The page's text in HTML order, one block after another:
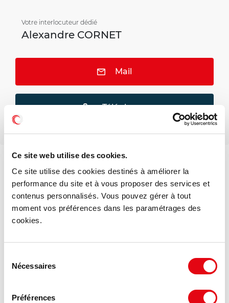
Ce site web utilise des cookies.
Ce site utilise des cookies destinés à améliorer la
performance du site et à vous proposer des services et
contenus personnalisés. Vous pouvez gérer à tout
moment vos préférences dans les paramétrages des
cookies.
Nécessaires
Préférences
Votre interlocuteur dédié
Alexandre CORNET
Mail
Téléphone
DPE - GES
Consommation énergétique :
Diagnostic en cours de réalisation